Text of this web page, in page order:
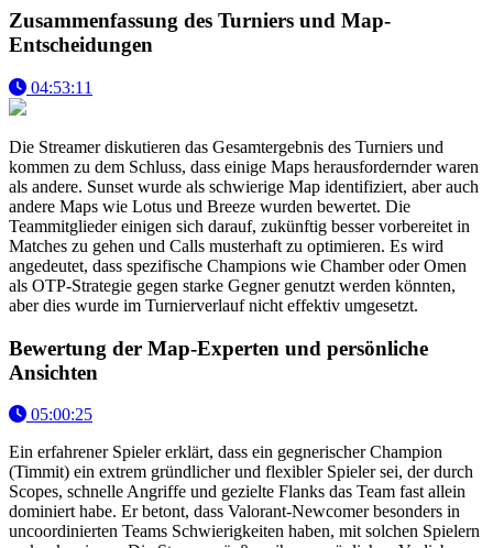
Zusammenfassung des Turniers und Map-
Entscheidungen
04:53:11
Die Streamer diskutieren das Gesamtergebnis des Turniers und
kommen zu dem Schluss, dass einige Maps herausfordernder waren
als andere. Sunset wurde als schwierige Map identifiziert, aber auch
andere Maps wie Lotus und Breeze wurden bewertet. Die
Teammitglieder einigen sich darauf, zukünftig besser vorbereitet in
Matches zu gehen und Calls musterhaft zu optimieren. Es wird
angedeutet, dass spezifische Champions wie Chamber oder Omen
als OTP-Strategie gegen starke Gegner genutzt werden könnten,
aber dies wurde im Turnierverlauf nicht effektiv umgesetzt.
Bewertung der Map-Experten und persönliche
Ansichten
05:00:25
Ein erfahrener Spieler erklärt, dass ein gegnerischer Champion
(Timmit) ein extrem gründlicher und flexibler Spieler sei, der durch
Scopes, schnelle Angriffe und gezielte Flanks das Team fast allein
dominiert habe. Er betont, dass Valorant-Newcomer besonders in
uncoordinierten Teams Schwierigkeiten haben, mit solchen Spielern